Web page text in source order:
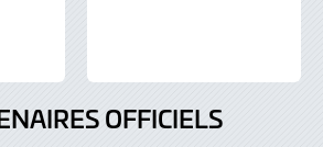
OFFICIELS